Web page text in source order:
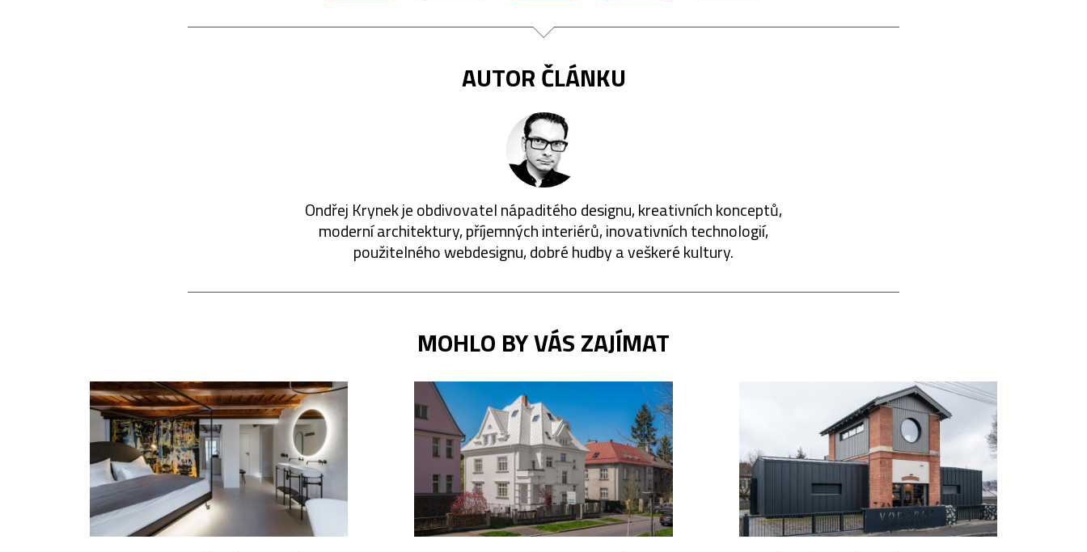
AUTOR ČLÁNKU
Ondřej Krynek je obdivovatel nápaditého designu, kreativních konceptů,
moderní architektury, příjemných interiérů, inovativních technologií,
použitelného webdesignu, dobré hudby a veškeré kultury.
MOHLO BY VÁS ZAJÍMAT